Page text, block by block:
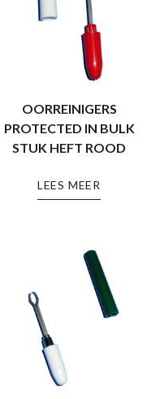
OORREINIGERS
PROTECTED IN BULK
STUK HEFT ROOD
LEES MEER